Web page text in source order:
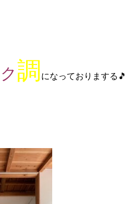
ク調 になっておりまする🎵